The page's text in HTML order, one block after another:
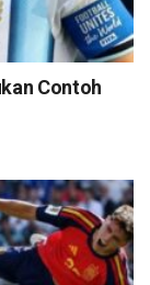
Contoh